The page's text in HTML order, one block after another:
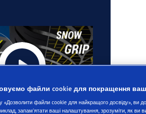
файли cookie для покращення
«Дозволити файли cookie для найкращого досвіду», ви
запам’ятати ваші налаштування, зрозуміти, як ви